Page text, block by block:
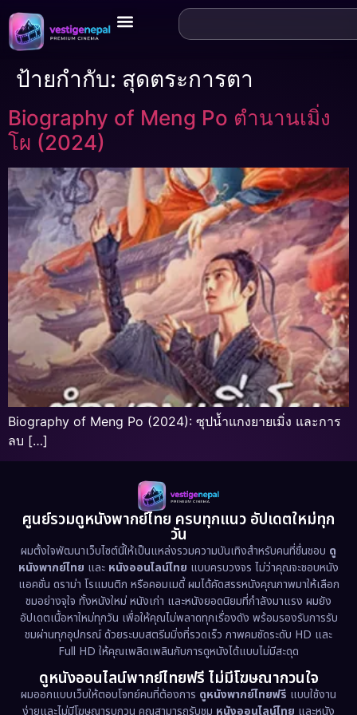
ป้ายกำกับ: สุดตระการตา
Biography of Meng Po ตำนานเมิ่ง
โผ (2024)
Biography of Meng Po (2024): ซุปน้ำแกงยายเมิ่ง และการ
ลบ […]
ศูนย์รวมดูหนังพากย์ไทย ครบทุกแนว อัปเดตใหม่ทุก
วัน
ผมตั้งใจพัฒนาเว็บไซต์นี้ให้เป็นแหล่งรวมความบันเทิงสำหรับคนที่ชื่นชอบ ดู
หนังพากย์ไทย และ หนังออนไลน์ไทย แบบครบวงจร ไม่ว่าคุณจะชอบหนัง
แอคชั่น ดราม่า โรแมนติก หรือคอมเมดี้ ผมได้คัดสรรหนังคุณภาพมาให้เลือก
ชมอย่างจุใจ ทั้งหนังใหม่ หนังเก่า และหนังยอดนิยมที่กำลังมาแรง ผมยัง
อัปเดตเนื้อหาใหม่ทุกวัน เพื่อให้คุณไม่พลาดทุกเรื่องดัง พร้อมรองรับการรับ
ชมผ่านทุกอุปกรณ์ ด้วยระบบสตรีมมิ่งที่รวดเร็ว ภาพคมชัดระดับ HD และ
Full HD ให้คุณเพลิดเพลินกับการดูหนังได้แบบไม่มีสะดุด
ดูหนังออนไลน์พากย์ไทยฟรี ไม่มีโฆษณากวนใจ
ผมออกแบบเว็บให้ตอบโจทย์คนที่ต้องการ ดูหนังพากย์ไทยฟรี แบบใช้งาน
ง่ายและไม่มีโฆษณารบกวน คุณสามารถรับชม หนังออนไลน์ไทย และหนัง